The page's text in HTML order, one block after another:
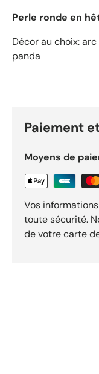
Perle ronde en
Décor au choix:
panda
Paiement
Moyens de
Vos
toute sécurité.
de votre carte